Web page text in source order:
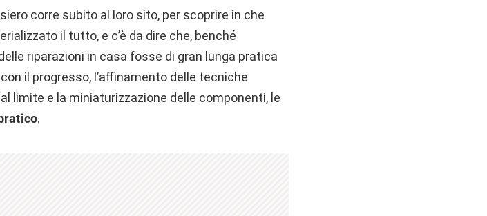
corre subito al loro sito, per scoprire in che
il tutto, e c’è da dire che, benché
riparazioni in casa fosse di gran lunga pratica
il progresso, l’affinamento delle tecniche
limite e la miniaturizzazione delle componenti, le
.